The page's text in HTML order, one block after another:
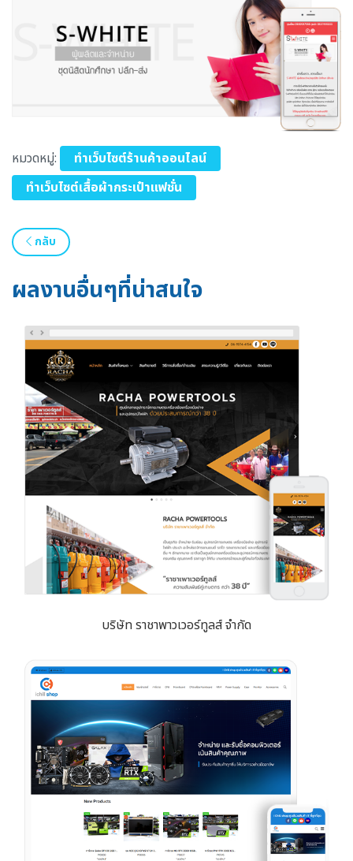
หมวดหมู่:
ทำเว็บไซต์ร้านค้าออนไลน์
ทำเว็บไซต์เสื้อผ้ากระเป๋าแฟชั่น
กลับ
ผลงานอื่นๆที่น่าสนใจ
บริษัท ราชาพาวเวอร์ทูลส์ จำกัด